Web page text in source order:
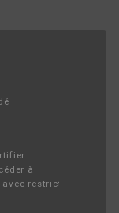
à
restriction d'âge.